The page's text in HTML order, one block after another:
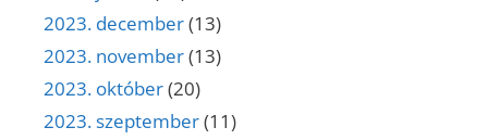
2023. december(13)
2023. november(13)
2023. október(20)
2023. szeptember(11)